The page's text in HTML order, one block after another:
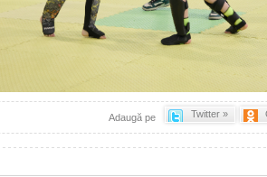
Twitter »
Adaugă pe